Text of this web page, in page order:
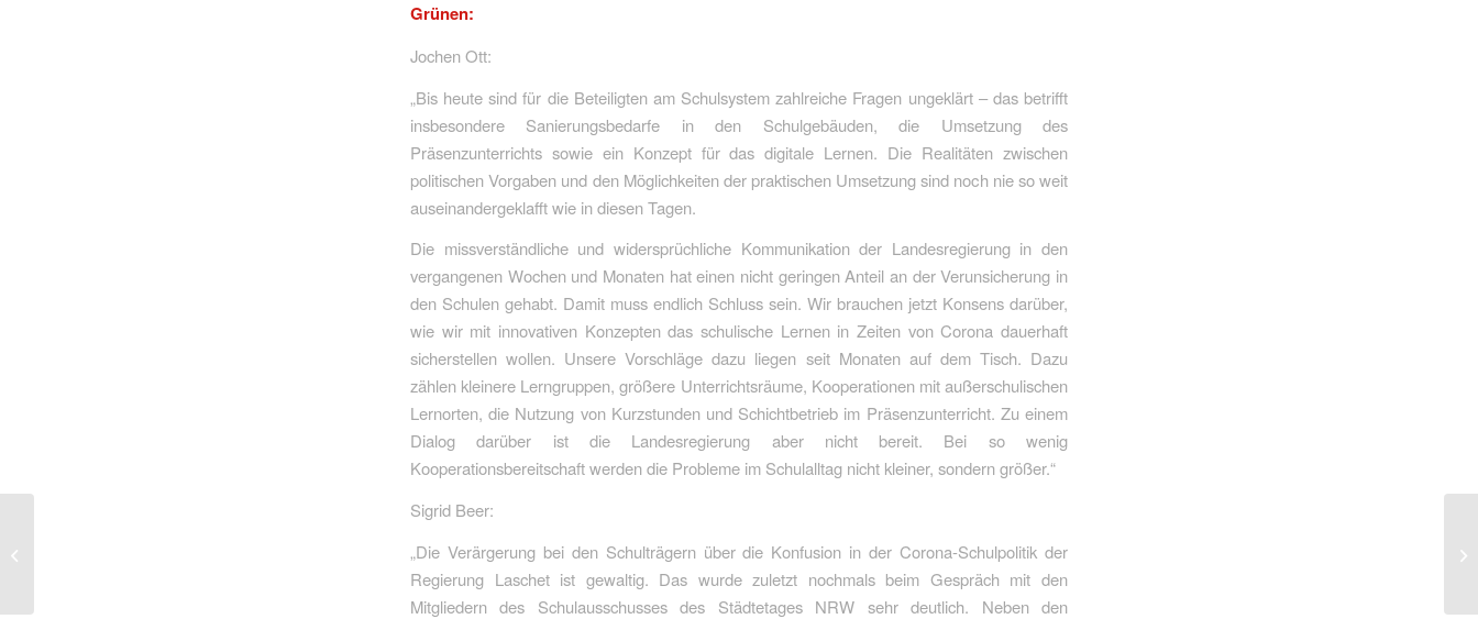
Grünen:
Jochen Ott:
„Bis heute sind für die Beteiligten am Schulsystem zahlreiche Fragen ungeklärt – das betrifft
insbesondere Sanierungsbedarfe in den Schulgebäuden, die Umsetzung des
Präsenzunterrichts sowie ein Konzept für das digitale Lernen. Die Realitäten zwischen
politischen Vorgaben und den Möglichkeiten der praktischen Umsetzung sind noch nie so weit
auseinandergeklafft wie in diesen Tagen.
Die missverständliche und widersprüchliche Kommunikation der Landesregierung in den
vergangenen Wochen und Monaten hat einen nicht geringen Anteil an der Verunsicherung in
den Schulen gehabt. Damit muss endlich Schluss sein. Wir brauchen jetzt Konsens darüber,
wie wir mit innovativen Konzepten das schulische Lernen in Zeiten von Corona dauerhaft
sicherstellen wollen. Unsere Vorschläge dazu liegen seit Monaten auf dem Tisch. Dazu
zählen kleinere Lerngruppen, größere Unterrichtsräume, Kooperationen mit außerschulischen
Lernorten, die Nutzung von Kurzstunden und Schichtbetrieb im Präsenzunterricht. Zu einem
Dialog darüber ist die Landesregierung aber nicht bereit. Bei so wenig
Kooperationsbereitschaft werden die Probleme im Schulalltag nicht kleiner, sondern größer.“
Sigrid Beer:
„Die Verärgerung bei den Schulträgern über die Konfusion in der Corona-Schulpolitik der
Regierung Laschet ist gewaltig. Das wurde zuletzt nochmals beim Gespräch mit den
Mitgliedern des Schulausschusses des Städtetages NRW sehr deutlich. Neben den